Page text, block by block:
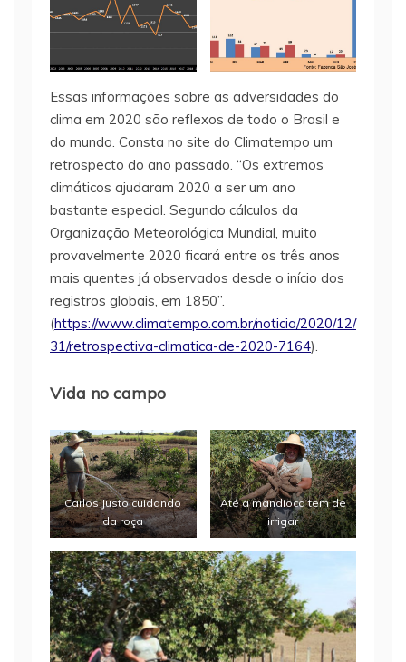
Essas informações sobre as adversidades do
clima em 2020 são reflexos de todo o Brasil e
do mundo. Consta no site do Climatempo um
retrospecto do ano passado. “Os extremos
climáticos ajudaram 2020 a ser um ano
bastante especial. Segundo cálculos da
Organização Meteorológica Mundial, muito
provavelmente 2020 ficará entre os três anos
mais quentes já observados desde o início dos
registros globais, em 1850”.
(https://www.climatempo.com.br/noticia/2020/12/
31/retrospectiva-climatica-de-2020-7164).
Vida no campo
Carlos Justo cuidando
da roça
Até a mandioca tem de
irrigar